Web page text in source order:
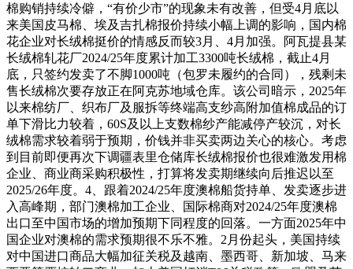
棉购销持续冷僻，“有价少市”的现象未有改善，但受4月底以
来美国皮马棉、埃及吉扎棉报价持续小幅上调的影响，国内棉
花企业对长绒棉挺价的情感反而较3月、4月加强。阿瓦提县某
长绒棉轧花厂2024/25年度累计加工3300吨长绒棉，截止4月
底，只签约发卖了不脚1000吨（包罗未履约的合同），残剩未
售长绒棉次要存放正在阿克苏地域仓库。该公司暗示，2025年
以来棉纺厂、织布厂及服拆等终端高支纱高附加值棉成品的订
单下滑比力较着，60S及以上支数棉纱产能减停产较沉，对长
绒棉需求较着弱于预期，价钱并非买卖两边关心的核心。考虑
到目前即便再次下调疆表里仓储库长绒棉报价也很难激发用棉
企业、商业商采购积极性，打算将发卖期继续向后推迟以至
2025/26年度。4、跟着2024/25年度澳棉船货持单、发卖逐步进
入高峰期，部门澳棉加工企业、国际棉商对2024/25年度澳棉
出口至中国市场的增加预期下同程度的回落。一方面2025年中
国企业对澳棉的需求预期很不乐不雅。2月份起头，美国持续
对中国进口商品大幅加征关税及越南、墨西哥、新加坡、马来